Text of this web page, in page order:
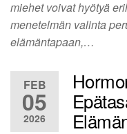
miehet voivat hyötyä
menetelmän valinta
elämäntapaan,…
FEB
05
2026